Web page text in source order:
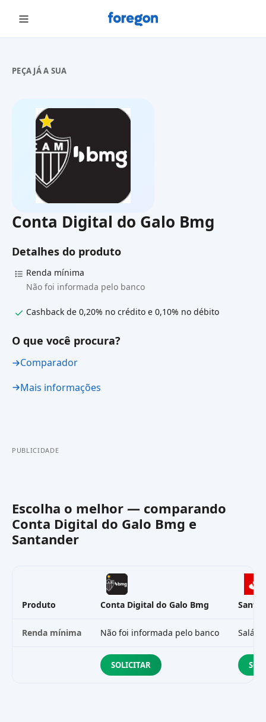
Foregon.com
PEÇA JÁ A SUA
Conta Digital do Galo Bmg
Detalhes do produto
Renda mínima
Não foi informada pelo banco
Cashback de 0,20% no crédito e 0,10% no débito
O que você procura?
Comparador
Mais informações
PUBLICIDADE
Escolha o melhor — comparando
Conta Digital do Galo Bmg e
Santander
Produto Conta Digital do Galo Bmg
Renda mínima Não foi informada pelo banco
SOLICITAR